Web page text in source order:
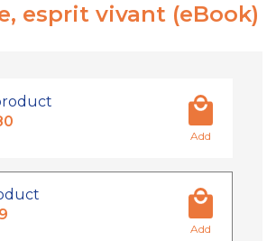
esprit vivant (eBook)
Add
Add